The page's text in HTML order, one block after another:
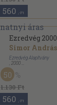
560 ,-Ft
Ezredvég
Simor András
Ezredvég Alapítvány
2000
Ragasztott papírkötés
Ezredvég sorozat
1.130 Ft
50
560 ,-Ft